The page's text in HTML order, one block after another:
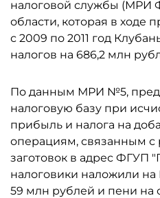
налоговой службы (МРИ
области, которая в ходе
с 2009 по 2011 год
налогов на 686,2 млн
По данным МРИ №5,
налоговую базу при
прибыль и налога на
операциям, связанным с
заготовок в адрес ФГУП
налоговики наложили
59 млн рублей и пени на